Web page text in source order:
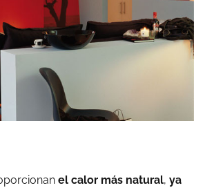
el calor más natural, ya